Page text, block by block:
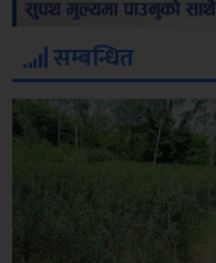
सम्बन्धित